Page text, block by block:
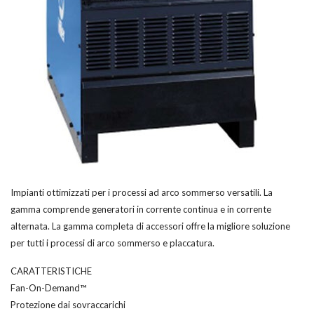
Impianti ottimizzati per i processi ad arco sommerso versatili. La
gamma comprende generatori in corrente continua e in corrente
alternata. La gamma completa di accessori offre la migliore soluzione
per tutti i processi di arco sommerso e placcatura.
CARATTERISTICHE
Fan-On-Demand™
Protezione dai sovraccarichi